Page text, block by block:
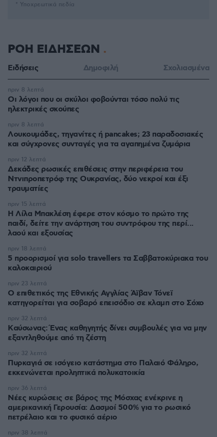
* Υποχρεωτικά πεδία
ΡΟΗ ΕΙΔΗΣΕΩΝ
Ειδήσεις Δημοφιλή Σχολιασμένα
Οι λόγοι που οι σκύλοι φοβούνται τόσο πολύ τις
ηλεκτρικές σκούπες
πριν 8 λεπτά
Λουκουμάδες, τηγανίτες ή pancakes; 23 παραδοσιακές
και σύγχρονες συνταγές για τα αγαπημένα ζυμάρια
πριν 8 λεπτά
Δεκάδες ρωσικές επιθέσεις στην περιφέρεια του
Ντνιπροπετρόφ της Ουκρανίας, δύο νεκροί και έξι
τραυματίες
πριν 12 λεπτά
Η Λίλα Μπακλέση έφερε στον κόσμο το πρώτο της
παιδί, δείτε την ανάρτηση του συντρόφου της περί...
λαού και εξουσίας
πριν 15 λεπτά
5 προορισμοί για solo travellers τα Σαββατοκύριακα του
καλοκαιριού
πριν 18 λεπτά
Ο επιθετικός της Εθνικής Αγγλίας Άϊβαν Τόνεϊ
κατηγορείται για σοβαρό επεισόδιο σε κλαμπ στο Σόχο
πριν 23 λεπτά
Kαύσωνας: Ένας καθηγητής δίνει συμβουλές για να μην
εξαντληθούμε από τη ζέστη
πριν 32 λεπτά
Πυρκαγιά σε ισόγειο κατάστημα στο Παλαιό Φάληρο,
εκκενώνεται προληπτικά πολυκατοικία
πριν 32 λεπτά
Νέες κυρώσεις σε βάρος της Μόσχας ενέκρινε η
αμερικανική Γερουσία: Δασμοί 500% για το ρωσικό
πετρέλαιο και το φυσικό αέριο
πριν 36 λεπτά
πριν 38 λεπτά